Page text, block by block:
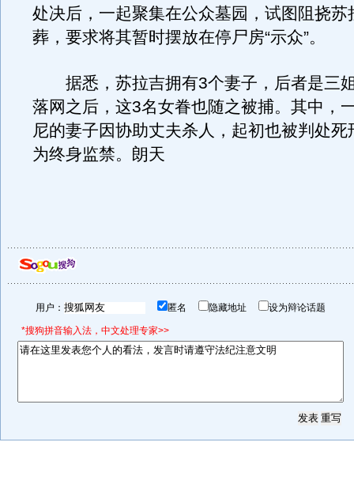
处决后，一起聚集在公众墓园，试图阻挠苏
葬，要求将其暂时摆放在停尸房“示众”。
据悉，苏拉吉拥有3个妻子，后者是三
落网之后，这3名女眷也随之被捕。其中，
尼的妻子因协助丈夫杀人，起初也被判处死
为终身监禁。朗天
用户： 匿名 隐藏地址 设为辩论话题
*搜狗拼音输入法，中文处理专家>>